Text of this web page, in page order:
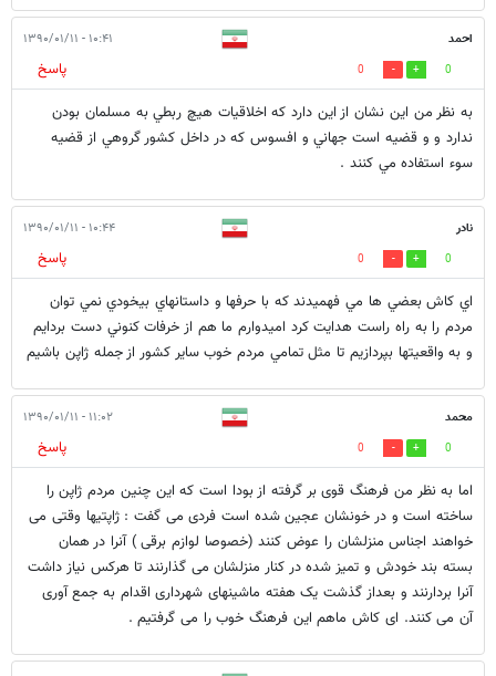
احمد ۱۰:۴۱ - ۱۳۹۰/۰۱/۱۱
0
0
پاسخ
به نظر من اين نشان از اين دارد كه اخلاقيات هيچ ربطي به مسلمان بودن
ندارد و و قضيه است جهاني و افسوس كه در داخل كشور گروهي از قضيه
سوء استفاده مي كنند .
نادر ۱۰:۴۴ - ۱۳۹۰/۰۱/۱۱
0
0
پاسخ
اي كاش بعضي ها مي فهميدند كه با حرفها و داستانهاي بيخودي نمي توان
مردم را به راه راست هدايت كرد اميدوارم ما هم از خرفات كنوني دست بردايم
و به واقعيتها بپردازيم تا مثل تمامي مردم خوب ساير كشور از جمله ژاپن باشيم
محمد ۱۱:۰۲ - ۱۳۹۰/۰۱/۱۱
0
0
پاسخ
اما به نظر من فرهنگ قوی بر گرفته از بودا است که این چنین مردم ژاپن را
ساخته است و در خونشان عجین شده است فردی می گفت : ژاپتیها وقتی می
خواهند اجناس منزلشان را عوض کنند (خصوصا لوازم برقی ) آنرا در همان
بسته بند خودش و تمیز شده در کنار منزلشان می گذارنند تا هرکس نیاز داشت
آنرا بردارنند و بعداز گذشت یک هفته ماشینهای شهرداری اقدام به جمع آوری
آن می کنند. ای کاش ماهم این فرهنگ خوب را می گرفتیم .